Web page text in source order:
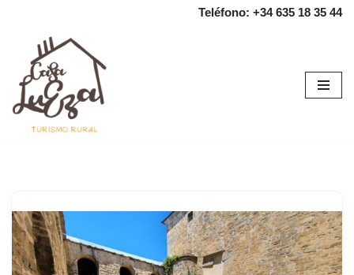
Saltar
contenido
Teléfono: +34 635 18 35 44